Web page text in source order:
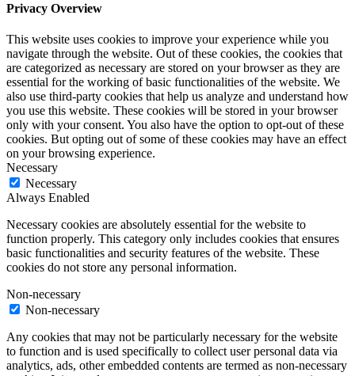
Privacy Overview
This website uses cookies to improve your experience while you
navigate through the website. Out of these cookies, the cookies that
are categorized as necessary are stored on your browser as they are
essential for the working of basic functionalities of the website. We
also use third-party cookies that help us analyze and understand how
you use this website. These cookies will be stored in your browser
only with your consent. You also have the option to opt-out of these
cookies. But opting out of some of these cookies may have an effect
on your browsing experience.
Necessary
Necessary
Always Enabled
Necessary cookies are absolutely essential for the website to
function properly. This category only includes cookies that ensures
basic functionalities and security features of the website. These
cookies do not store any personal information.
Non-necessary
Non-necessary
Any cookies that may not be particularly necessary for the website
to function and is used specifically to collect user personal data via
analytics, ads, other embedded contents are termed as non-necessary